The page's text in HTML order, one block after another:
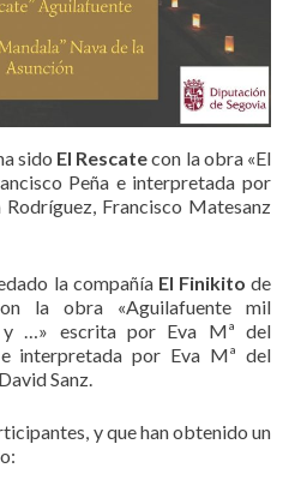
sido El Rescatecon la obra «El
Peña e interpretada por
Rodríguez, Francisco Matesanz
la compañía El Finikito de
la obra «Aguilafuente mil
y …» escrita por Eva Mª del
interpretada por Eva Mª del
Sanz.
y que han obtenido un